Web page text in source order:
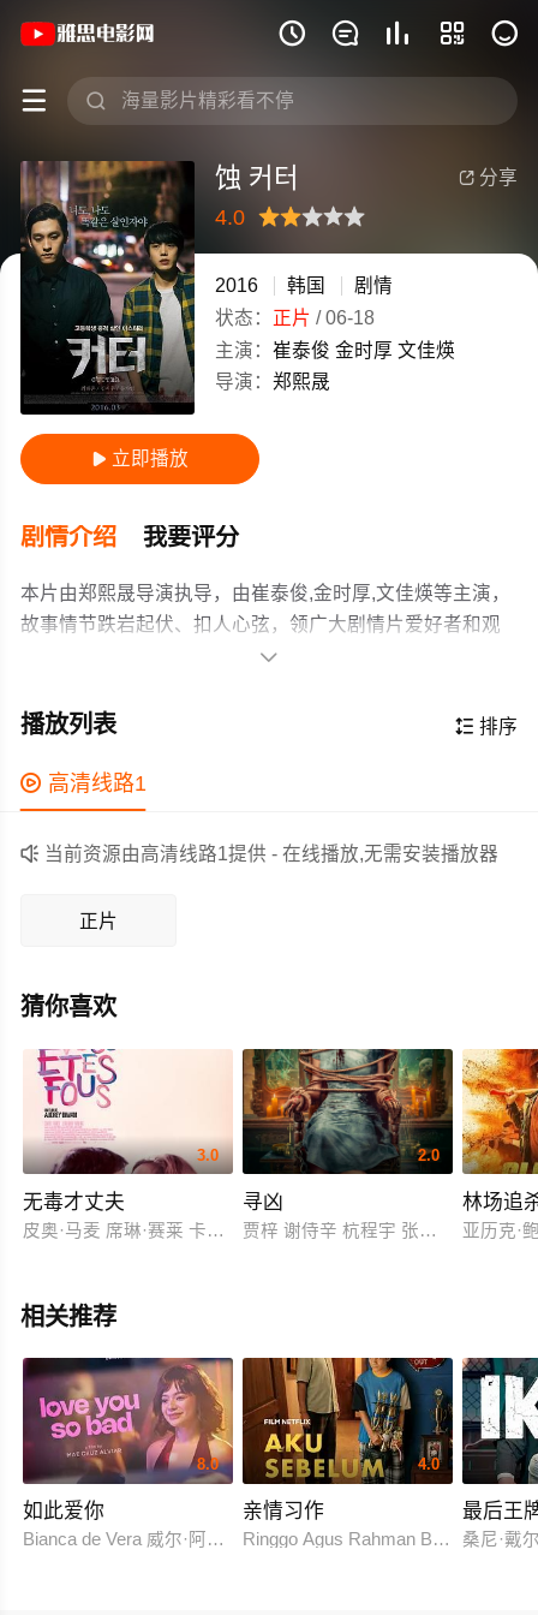
    
 
《蚀 커터》(2016)韩国韩语高清电影免
 分享
蚀 커터
4.0
很差
较差还行推荐力荐
2016 韩国
剧情
状态： 正片 /06-18
主演： 崔泰俊 金时厚 文佳煐
导演： 郑熙晟
 立即播放
剧情介绍 我要评分
本片由郑熙晟导演执导，由崔泰俊,金时厚,文佳煐等主演，
故事情节跌岩起伏、扣人心弦，领广大剧情片爱好者和观
以平凡的高中学生们为中心，是部包含冲击案件的犯罪惊
「世俊」变亲近后所发生的事情。
作为一部 上映的剧情电影，在当期同类题材影片中具有一
定的看点，在演员表现和剧情架构上也都有不错的亮点，
剧情紧凑，角色塑造鲜明，适合喜欢剧情类电影的观众观

 排序
播放列表
 高清线路1
 当前资源由高清线路1提供 - 在线播放,无需安装播放器
正片
猜你喜欢
3.0
无毒才丈夫
皮奥·马麦 席琳·赛莱 卡罗尔·法兰克 让-马利·文灵 薇拉莉·邓泽里
2.0
寻凶
贾梓 谢侍辛 杭程宇 张词 叶新宇 刘
林场追
亚历克·
相关推荐
8.0
如此爱你
Bianca de Vera 威尔·阿什利·德莱昂
4.0
亲情习作
Ringgo Agus Rahman Bima Sena
最后王
桑尼·戴